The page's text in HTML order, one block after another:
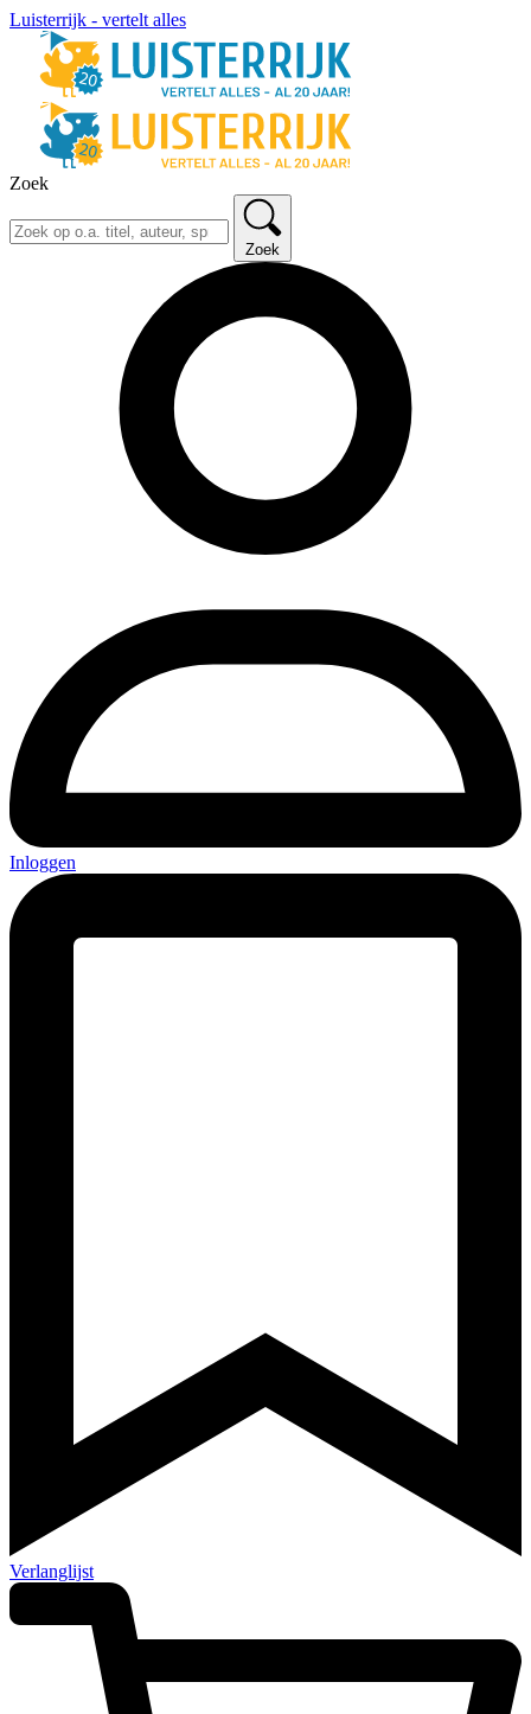
Luisterrijk - vertelt alles
Zoek
Zoek
Inloggen
Verlanglijst